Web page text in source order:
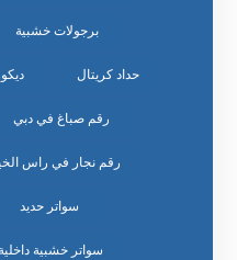
برجولات خشبية
حداد كريتال
رقم صباغ في دبي
رقم نجار في راس
سواتر حديد
سواتر خشبية داخلية